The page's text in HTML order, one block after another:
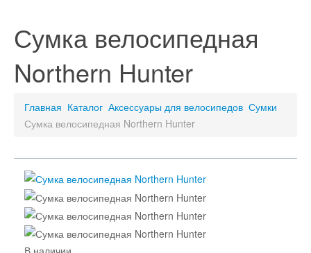
Сумка велосипедная
Northern Hunter
Главная Каталог Аксессуары для велосипедов Сумки
Сумка велосипедная Northern Hunter